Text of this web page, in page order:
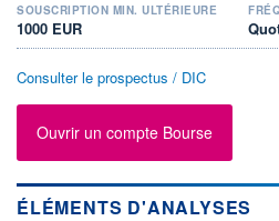
SOUSCRIPTION MIN. ULTÉRIEURE
1000 EUR
Consulter le prospectus / DIC
Ouvrir un compte Bourse
ÉLÉMENTS D'ANALYSES